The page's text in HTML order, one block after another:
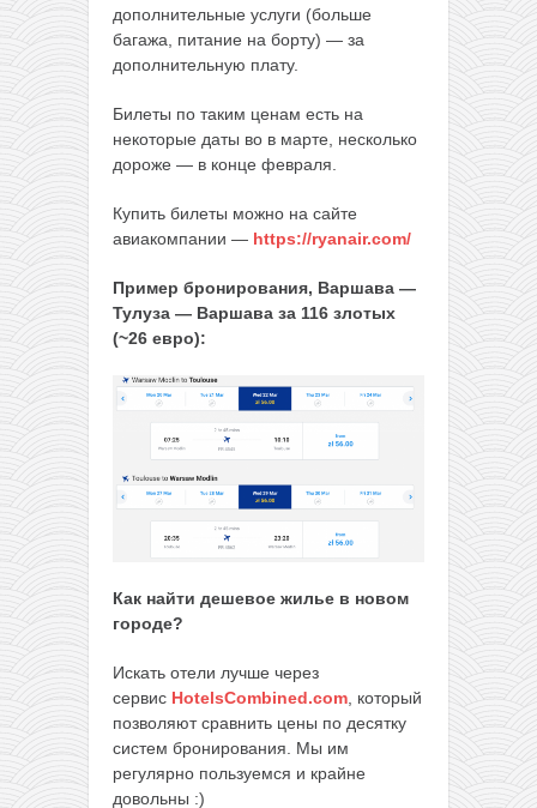
дополнительные услуги (больше
багажа, питание на борту) — за
дополнительную плату.
Билеты по таким ценам есть на
некоторые даты во в марте, несколько
дороже — в конце февраля.
Купить билеты можно на сайте
авиакомпании — https://ryanair.com/
Пример бронирования, Варшава —
Тулуза — Варшава за 116 злотых
(~26 евро):
Как найти дешевое жилье в новом
городе?
Искать отели лучше через
сервис HotelsCombined.com , который
позволяют сравнить цены по десятку
систем бронирования. Мы им
регулярно пользуемся и крайне
довольны :)